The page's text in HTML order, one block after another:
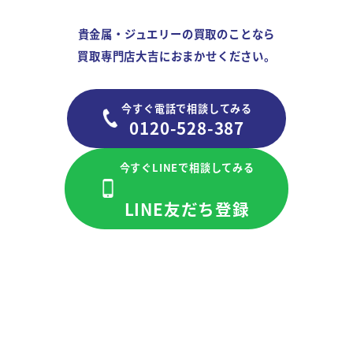
貴金属・ジュエリーの買取のことなら
買取専門店大吉におまかせください。
今すぐ電話で相談してみる
0120-528-387
今すぐLINEで相談してみる
LINE友だち登録